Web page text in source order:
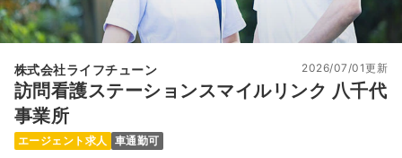
株式会社ライフチューン
訪問看護ステーションスマイルリンク 八千代
事業所
2026/07/01更新
エージェント求人 車通勤可